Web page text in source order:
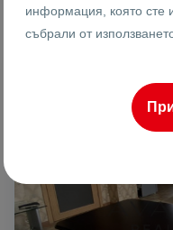
информация, която сте
събрали от